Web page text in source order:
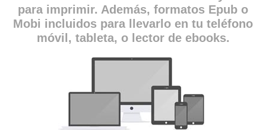
para imprimir. Además, formatos Epub o
Mobi incluidos para llevarlo en tu teléfono
móvil, tableta, o lector de ebooks.